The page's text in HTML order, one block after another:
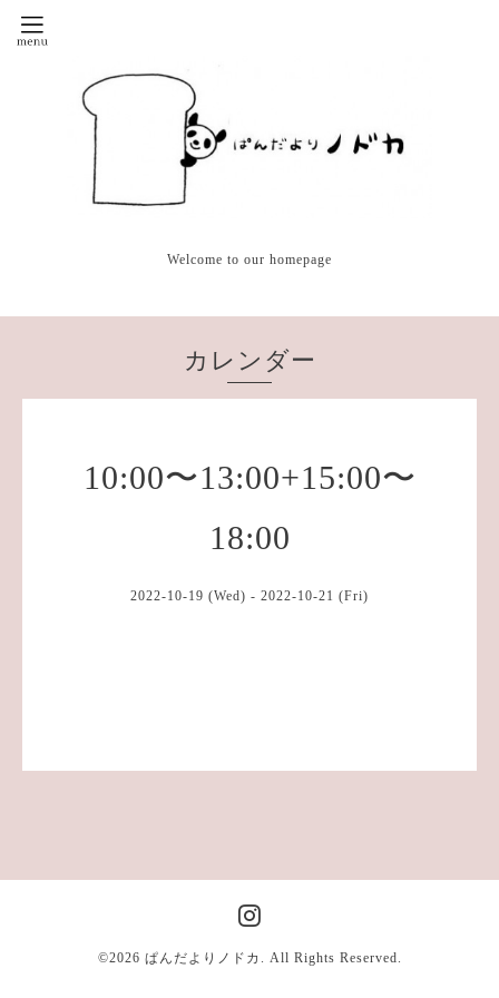
Welcome to our homepage
カレンダー
10:00〜13:00+15:00〜
18:00
2022-10-19 (Wed) - 2022-10-21 (Fri)
©2026 ぱんだよりノドカ . All Rights Reserved.